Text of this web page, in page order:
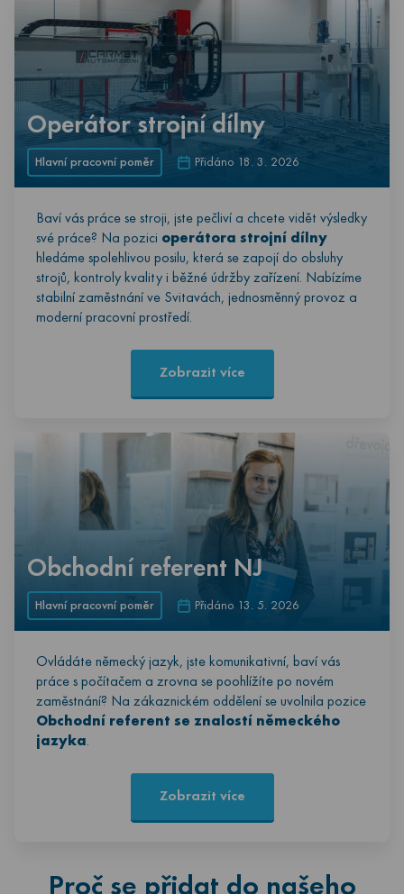
Operátor strojní dílny
Hlavní pracovní poměr Přidáno 18. 3. 2026
Baví vás práce se stroji, jste pečliví a chcete vidět výsledky
své práce? Na pozici operátora strojní dílny
hledáme spolehlivou posilu, která se zapojí do obsluhy
strojů, kontroly kvality i běžné údržby zařízení. Nabízíme
stabilní zaměstnání ve Svitavách, jednosměnný provoz a
moderní pracovní prostředí.
Zobrazit více
Obchodní referent NJ
Hlavní pracovní poměr Přidáno 13. 5. 2026
Ovládáte německý jazyk, jste komunikativní, baví vás
práce s počítačem a zrovna se poohlížíte po novém
zaměstnání? Na zákaznickém oddělení se uvolnila pozice
Obchodní referent se znalostí německého
jazyka.
Zobrazit více
Proč se přidat do našeho